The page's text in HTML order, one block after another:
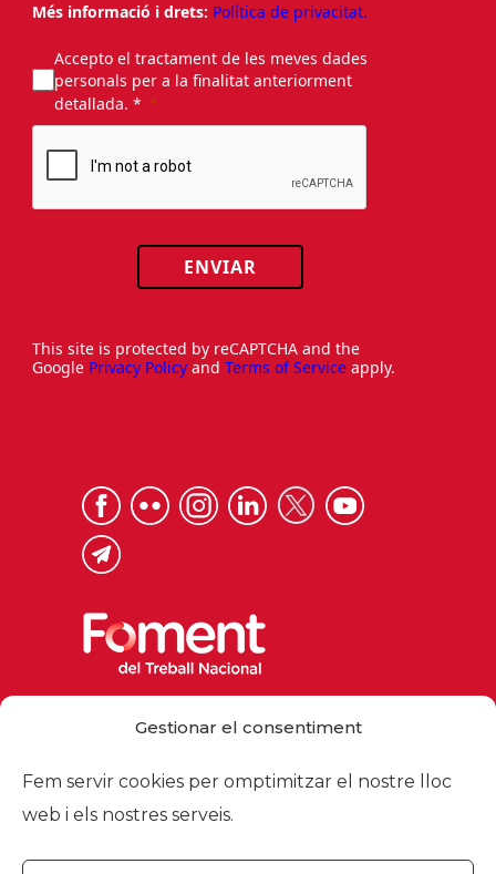
Gestionar el consentiment
Fem servir cookies per omptimitzar el nostre lloc
web i els nostres serveis.
Més informació i drets: Política de privacitat.
Accepto el tractament de les meves dades
personals per a la finalitat anteriorment
detallada. *
ENVIAR
This site is protected by reCAPTCHA and the
Google Privacy Policy and Terms of Service apply.
foment@foment.com